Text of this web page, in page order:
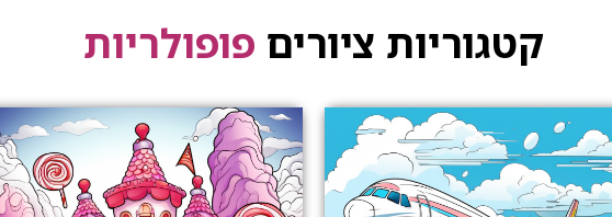
קטגוריות ציורים פופולריות